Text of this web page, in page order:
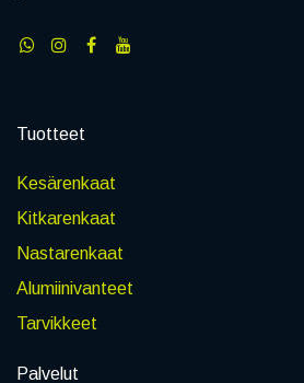
Tuotteet
Kesärenkaat
Kitkarenkaat
Nastarenkaat
Alumiinivanteet
Tarvikkeet
Palvelut